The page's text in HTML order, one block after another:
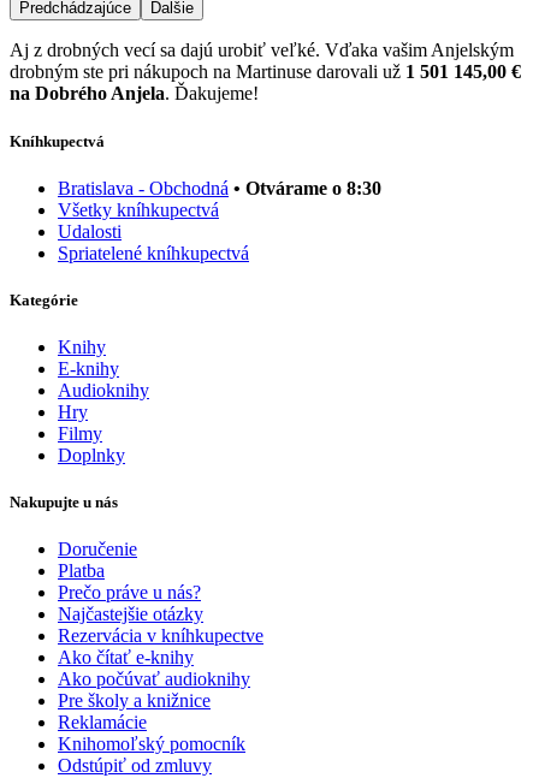
Predchádzajúce Ďalšie
Aj z drobných vecí sa dajú urobiť veľké. Vďaka vašim Anjelským
drobným ste pri nákupoch na Martinuse darovali už 1 501 145,00 €
na Dobrého Anjela. Ďakujeme!
Kníhkupectvá
Bratislava - Obchodná • Otvárame o 8:30
Všetky kníhkupectvá
Udalosti
Spriatelené kníhkupectvá
Kategórie
Knihy
E-knihy
Audioknihy
Hry
Filmy
Doplnky
Nakupujte u nás
Doručenie
Platba
Prečo práve u nás?
Najčastejšie otázky
Rezervácia v kníhkupectve
Ako čítať e-knihy
Ako počúvať audioknihy
Pre školy a knižnice
Reklamácie
Knihomoľský pomocník
Odstúpiť od zmluvy